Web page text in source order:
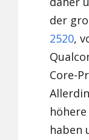
der
2520,
Core-
haben